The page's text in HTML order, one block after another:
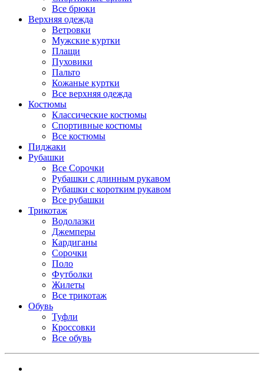
Все брюки
Верхняя одежда
Ветровки
Мужские куртки
Плащи
Пуховики
Пальто
Кожаные куртки
Все верхняя одежда
Костюмы
Классические костюмы
Спортивные костюмы
Все костюмы
Пиджаки
Рубашки
Все Сорочки
Рубашки с длинным рукавом
Рубашки с коротким рукавом
Все рубашки
Трикотаж
Водолазки
Джемперы
Кардиганы
Сорочки
Поло
Футболки
Жилеты
Все трикотаж
Обувь
Туфли
Кроссовки
Все обувь